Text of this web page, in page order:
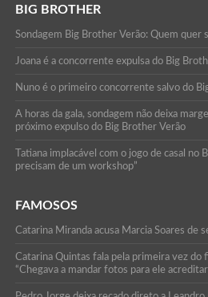
BIG BROTHER
Sondagem Big Brother Verão: Quem quer
Joana é a concorrente expulsa do Big
Nuno é o primeiro concorrente salvo do
A horas da gala, sondagem não deixa
próximo expulso do Big Brother Verão
Tatiana implacável com o jogo de casal no
precisam de um workshop”
FAMOSOS
Catarina Miranda acusa Marcia Soares de
Catarina Quintas fala pela primeira vez do
“Chegava a mandar fotos para ele